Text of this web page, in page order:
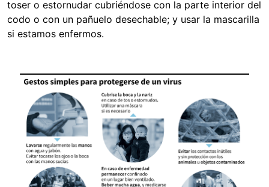
toser o estornudar cubriéndose con la parte interior del
codo o con un pañuelo desechable; y usar la mascarilla
si estamos enfermos.
Image